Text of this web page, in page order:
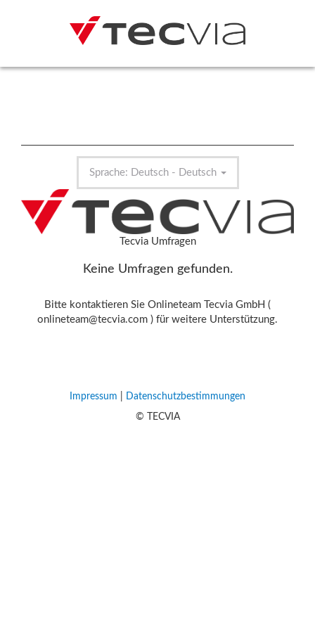
Sprache: Deutsch - Deutsch
Tecvia Umfragen
Keine Umfragen gefunden.
Bitte kontaktieren Sie Onlineteam Tecvia GmbH (
onlineteam@tecvia.com ) für weitere Unterstützung.
Impressum Datenschutzbestimmungen
© TECVIA